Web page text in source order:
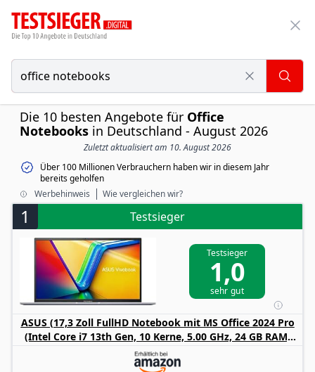
Die 10 besten Angebote für Office
Notebooks in Deutschland - August 2026
Zuletzt aktualisiert am 10. August 2026
Über 100 Millionen Verbrauchern haben wir in diesem Jahr
bereits geholfen
Werbehinweis
Wie vergleichen wir?
1 Testsieger
Testsieger
1,0
sehr gut
ASUS (17,3 Zoll FullHD Notebook mit MS Office 2024 Pro
(Intel Core i7 13th Gen, 10 Kerne, 5.00 GHz, 24 GB RAM,
1000 GB SSD, Intel UHD, HDMI, BT, Webcam, USB-C/3.0,
WLAN, Windows 11 Prof) #8466